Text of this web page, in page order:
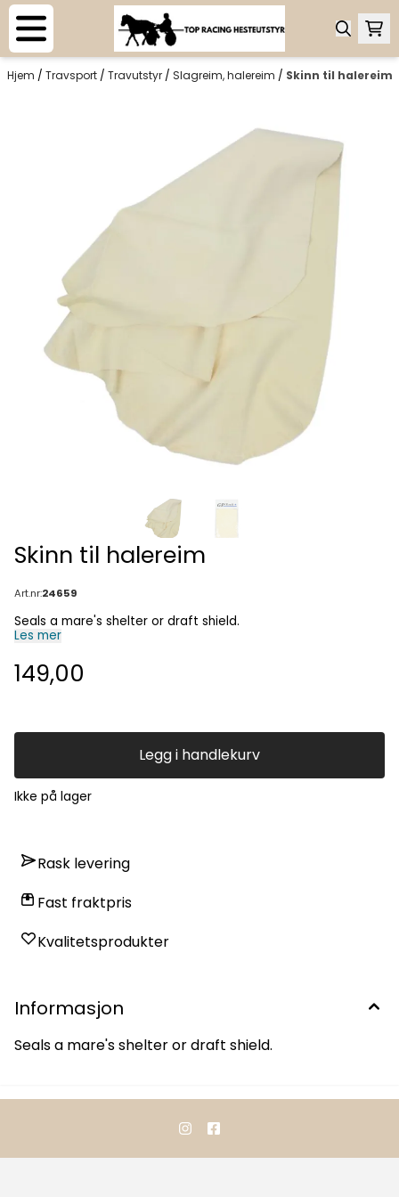
Hopp til innhold
Hjem / Travsport / Travutstyr / Slagreim, halereim / Skinn til halereim
Skinn til halereim
Art.nr:24659
Seals a mare's shelter or draft shield.
Les mer
149,00
Legg i handlekurv
Ikke på lager
Rask levering
Fast fraktpris
Kvalitetsprodukter
Informasjon
Seals a mare's shelter or draft shield.